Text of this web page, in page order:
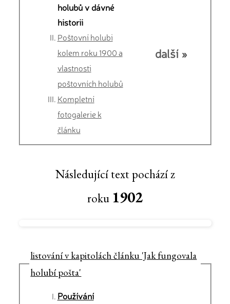
holubů v dávné
historii
Poštovní holubi
kolem roku 1900 a
vlastnosti
poštovních holubů
Kompletní
fotogalerie k
článku
další »
Následující text pochází z
roku 1902
listování v kapitolách článku 'Jak fungovala
holubí pošta'
Používání